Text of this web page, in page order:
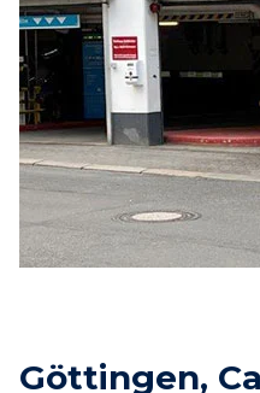
Göttingen,